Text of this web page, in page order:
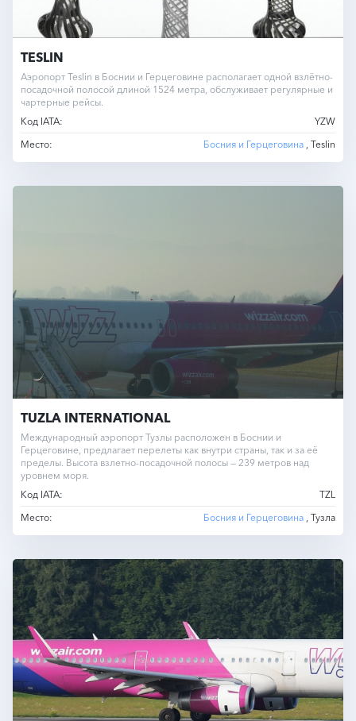
TESLIN
Аэропорт Teslin в Боснии и Герцеговине располагает одной взлётно-
посадочной полосой длиной 1524 метра, обслуживает регулярные и
чартерные рейсы.
Код IATA:
YZW
Место:
Босния и Герцеговина , Teslin
TUZLA INTERNATIONAL
Международный аэропорт Тузлы расположен в Боснии и
Герцеговине, предлагает перелеты как внутри страны, так и за её
пределы. Высота взлетно-посадочной полосы — 239 метров над
уровнем моря.
Код IATA:
TZL
Место:
Босния и Герцеговина , Тузла